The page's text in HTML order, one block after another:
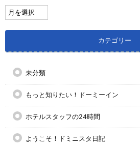
カテゴリー
未分類
もっと知りたい！ドーミーイン
ホテルスタッフの24時間
ようこそ！ドミニスタ日記